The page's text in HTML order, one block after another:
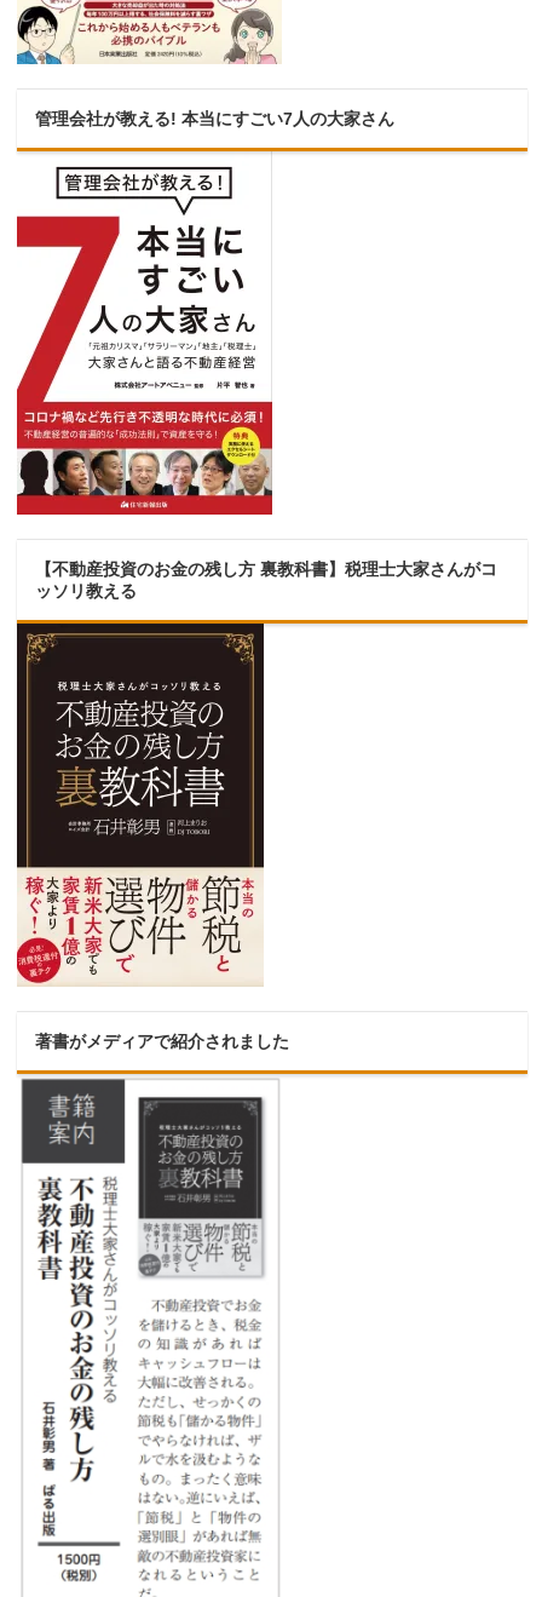
管理会社が教える! 本当にすごい7人の大家さん
【不動産投資のお金の残し方 裏教科書】税理士大家さんがコ
ッソリ教える
著書がメディアで紹介されました